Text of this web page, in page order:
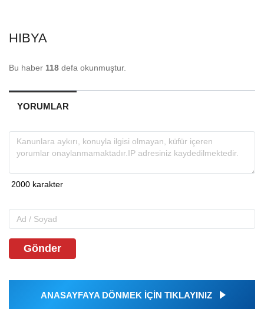
HIBYA
Bu haber 118 defa okunmuştur.
YORUMLAR
Gönder
ANASAYFAYA DÖNMEK İÇİN TIKLAYINIZ